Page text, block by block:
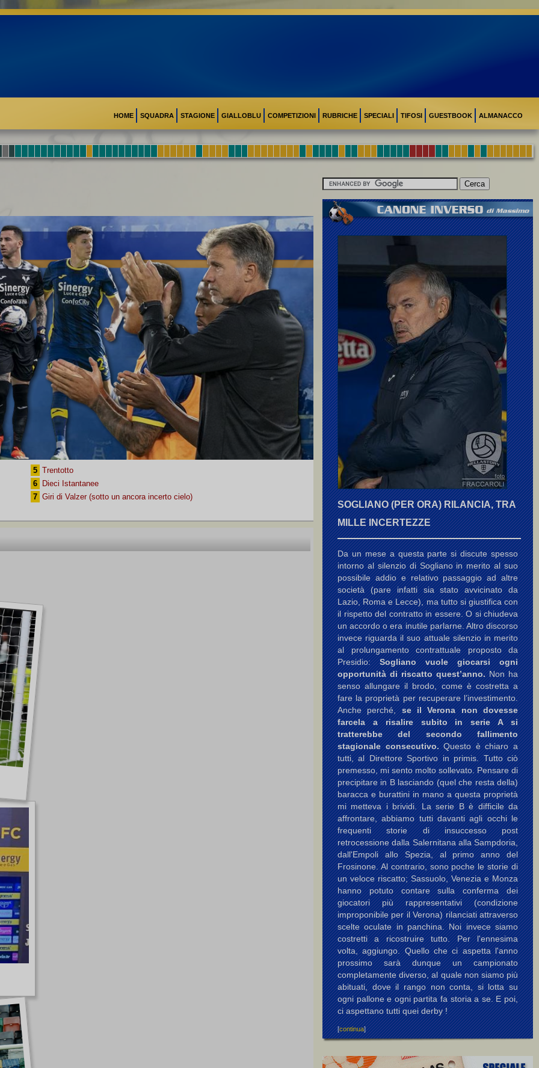
HOME SQUADRA STAGIONE GIALLOBLU COMPETIZIONI RUBRICHE SPECIALI TIFOSI GUESTBOOK ALMANACCO
5 Trentotto
6
Dieci Istantanee
7 Giri di Valzer (sotto un ancora incerto cielo)
SOGLIANO (PER ORA) RILANCIA, TRA
MILLE INCERTEZZE
Da un mese a questa parte si discute spesso
intorno al silenzio di Sogliano in merito al suo
possibile addio e relativo passaggio ad altre
società (pare infatti sia stato avvicinato da
Lazio, Roma e Lecce), ma tutto si giustifica con
il rispetto del contratto in essere. O si chiudeva
un accordo o era inutile parlarne. Altro discorso
invece riguarda il suo attuale silenzio in merito
al prolungamento contrattuale proposto da
Presidio:Sogliano vuole giocarsi ogni
opportunità di riscatto quest’anno.Non ha
senso allungare il brodo, come è costretta a
fare la proprietà per recuperare l’investimento.
Anche perché,se il Verona non dovesse
farcela a risalire subito in serie A si
tratterebbe del secondo fallimento
stagionale consecutivo.Questo è chiaro a
tutti, al Direttore Sportivo in primis. Tutto ciò
premesso, mi sento molto sollevato. Pensare di
precipitare in B lasciando (quel che resta della)
baracca e burattini in mano a questa proprietà
mi metteva i brividi. La serie B è difficile da
affrontare, abbiamo tutti davanti agli occhi le
frequenti storie di insuccesso post
retrocessione dalla Salernitana alla Sampdoria,
dall'Empoli allo Spezia, al primo anno del
Frosinone. Al contrario, sono poche le storie di
un veloce riscatto; Sassuolo, Venezia e Monza
hanno potuto contare sulla conferma dei
giocatori più rappresentativi (condizione
improponibile per il Verona) rilanciati attraverso
scelte oculate in panchina. Noi invece siamo
costretti a ricostruire tutto. Per l'ennesima
volta, aggiungo. Quello che ci aspetta l'anno
prossimo sarà dunque un campionato
completamente diverso, al quale non siamo più
abituati, dove il rango non conta, si lotta su
ogni pallone e ogni partita fa storia a se. E poi,
ci aspettano tutti quei derby !
[continua]